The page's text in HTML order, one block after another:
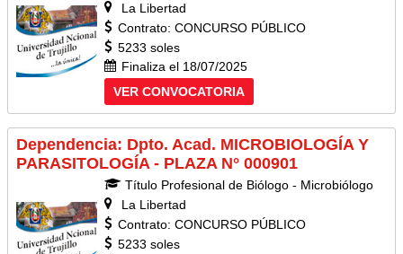
La Libertad
Contrato: CONCURSO PÚBLICO
5233 soles
Finaliza el 18/07/2025
VER CONVOCATORIA
Dependencia: Dpto. Acad. MICROBIOLOGÍA Y
PARASITOLOGÍA - PLAZA N° 000901
Título Profesional de Biólogo - Microbiólogo
La Libertad
Contrato: CONCURSO PÚBLICO
5233 soles